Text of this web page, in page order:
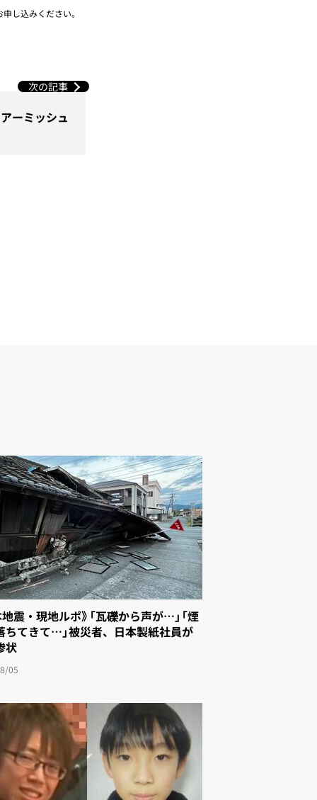
申し込みください。
次の記事
ーミッシュ
震・現地ルポ》「瓦礫から声が…」「煙
ちてきて…」被災者、日本製紙社員が
状
05